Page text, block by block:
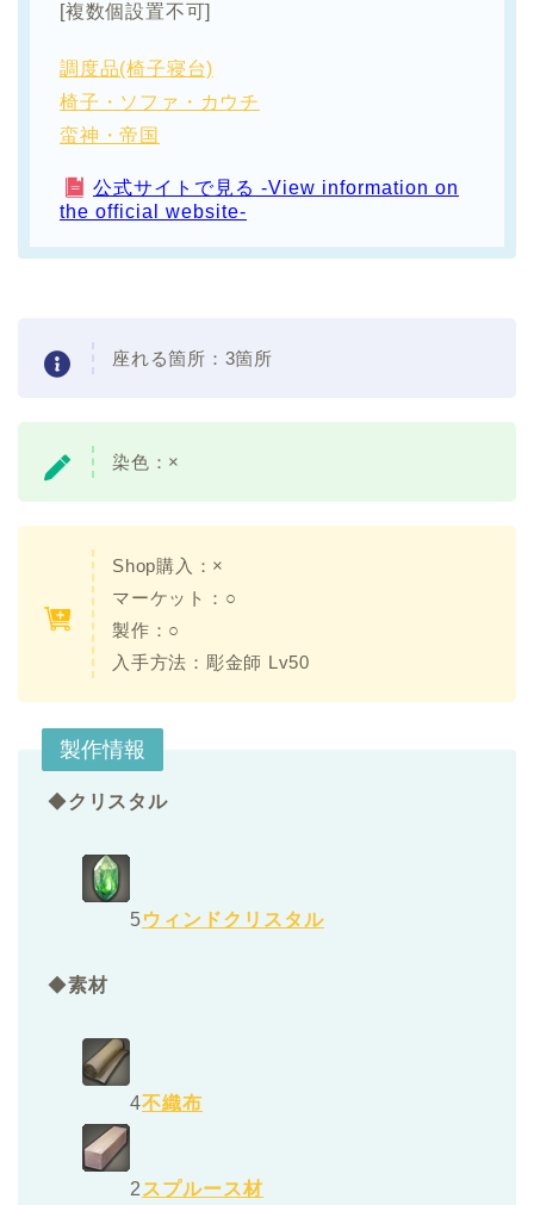
[複数個設置不可]
調度品(椅子寝台)
椅子・ソファ・カウチ
蛮神・帝国
公式サイトで見る -View information on
the official website-
座れる箇所：3箇所
染色：×
Shop購入：×
マーケット：○
製作：○
入手方法：彫金師 Lv50
製作情報
◆クリスタル
5ウィンドクリスタル
◆素材
4不織布
2 スプルース材